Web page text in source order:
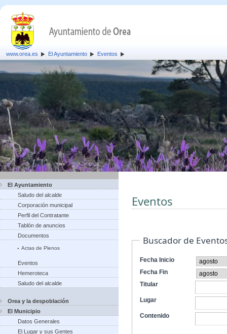
www.orea.es El Ayuntamiento Eventos
El Ayuntamiento
Saludo del alcalde
Corporación municipal
Perfil del Contratante
Tablón de anuncios
Documentos
Actas de Plenos
Eventos
Hemeroteca
Saludo del alcalde
Orea y la despoblación
El Municipio
Datos Generales
El Lugar y sus Gentes
Eventos
Buscador de
Fecha Inicio
Fecha Fin
Titular
Lugar
Contenido